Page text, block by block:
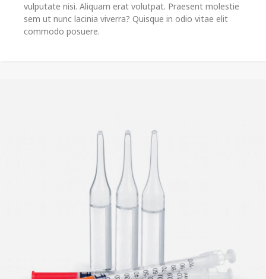
vulputate nisi. Aliquam erat volutpat. Praesent molestie
sem ut nunc lacinia viverra? Quisque in odio vitae elit
commodo posuere.